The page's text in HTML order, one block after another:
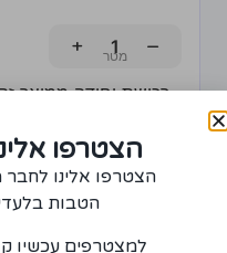
−
+
רכישת יחידה ממוצר זה
הוספה לסל
הצטרפו
הצטרפו אלינו לחבר
הטבות
למצטרפים עכשיו